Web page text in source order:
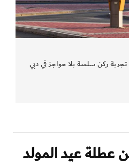
ركن سلسة بلا حواجز في دبي
عطلة عيد المولد